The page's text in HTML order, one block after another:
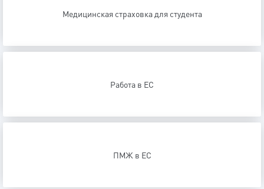
Медицинская страховка для студента
Работа в ЕС
ПМЖ в ЕС